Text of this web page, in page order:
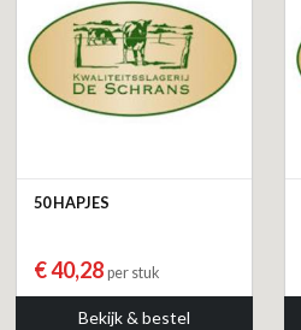
50 HAPJES
€ 40,28 per stuk
Bekijk & bestel